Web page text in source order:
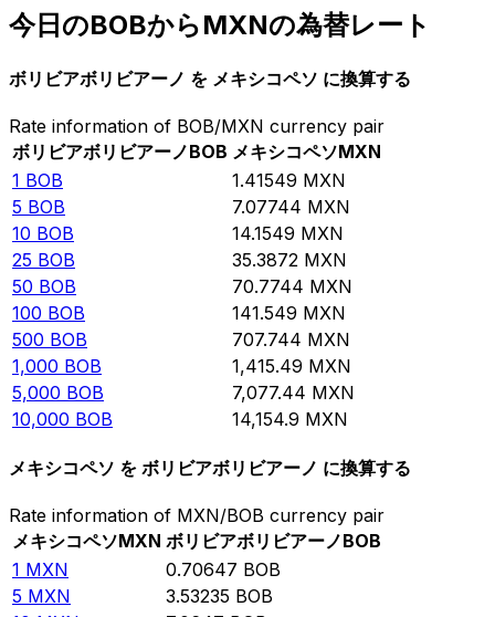
今日のBOBからMXNの為替レート
ボリビアボリビアーノ を メキシコペソ に換算する
Rate information of BOB/MXN currency pair
ボリビアボリビアーノBOB メキシコペソMXN
1 BOB 1.41549 MXN
5 BOB 7.07744 MXN
10 BOB 14.1549 MXN
25 BOB 35.3872 MXN
50 BOB 70.7744 MXN
100 BOB 141.549 MXN
500 BOB 707.744 MXN
1,000 BOB 1,415.49 MXN
5,000 BOB 7,077.44 MXN
10,000 BOB 14,154.9 MXN
メキシコペソ を ボリビアボリビアーノ に換算する
Rate information of MXN/BOB currency pair
メキシコペソMXN ボリビアボリビアーノBOB
1 MXN 0.70647 BOB
5 MXN 3.53235 BOB